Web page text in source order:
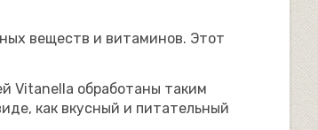
веществ и витаминов. Этот
Vitanella обработаны таким
как вкусный и питательный